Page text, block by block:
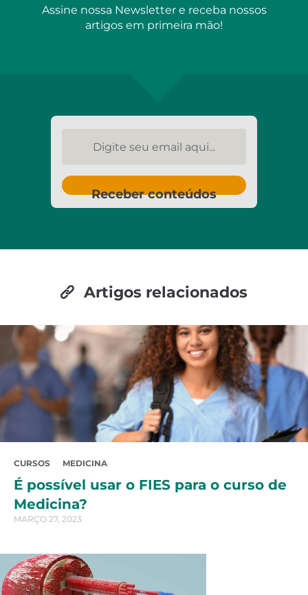
Assine nossa Newsletter e receba nossos
artigos em primeira mão!
Receber conteúdos
Artigos relacionados
CURSOS MEDICINA
É possível usar o FIES para o curso de
Medicina?
MARÇO 27, 2023